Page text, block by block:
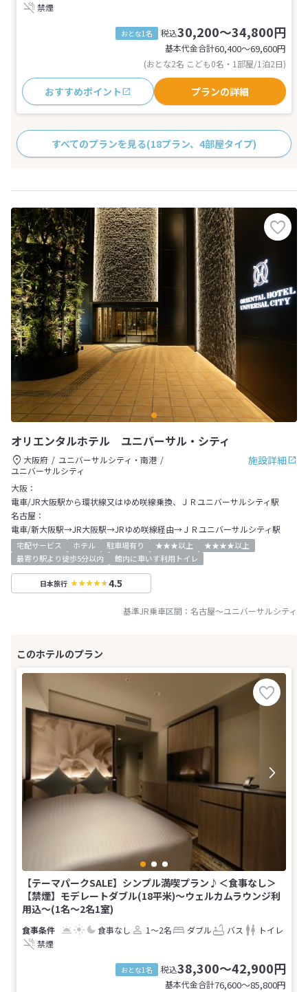
禁煙
おとな1名 税込30,200～34,800円
基本代金合計60,400〜69,600円
(おとな2名 こども0名・1部屋/1泊2日)
おすすめポイント プランの詳細
すべてのプランを見る(18プラン、4部屋タイプ)
オリエンタルホテル ユニバーサル・シティ
施設詳細
大阪府
ユニバーサルシティ・南港
ユニバーサルシティ
大阪：
電車/JR大阪駅から環状線又はゆめ咲線乗換、ＪＲユニバーサルシティ駅
名古屋：
電車/新大阪駅→JR大阪駅→JRゆめ咲線経由→ＪＲユニバーサルシティ駅
宅配サービス ホテル 駐車場有り ★★★以上
★★★★以上
最寄り駅より徒歩5分以内
館内に車いす利用トイレ
日本旅行 4.5
基準JR乗車区間： 名古屋～ユニバーサルシティ
【テーマパークSALE】シンプル満喫プラン♪＜食事なし＞
【禁煙】モデレートダブル(18平米)〜ウェルカムラウンジ利
用込〜(1名～2名1室)
食事なし 1～2名 ダブル バス
トイレ
禁煙
おとな1名 税込38,300～42,900円
基本代金合計76,600〜85,800円